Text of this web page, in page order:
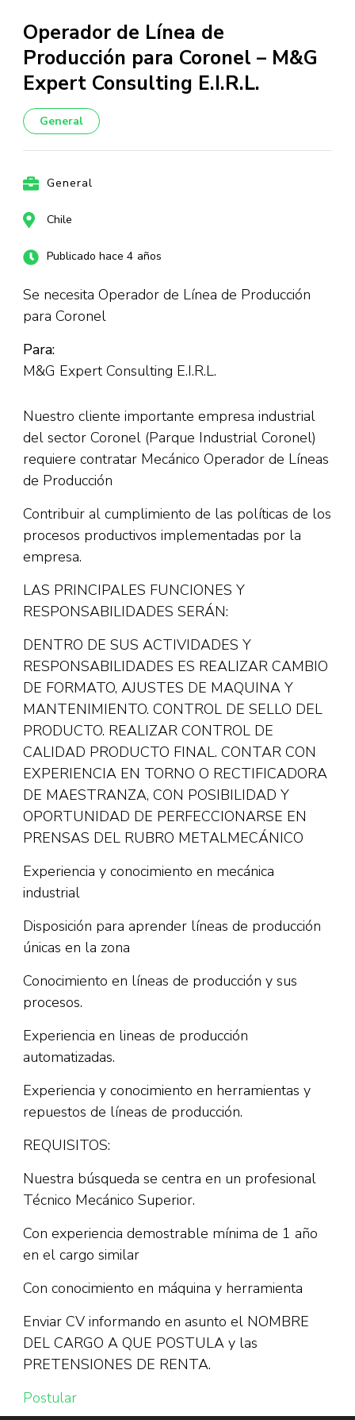
Operador de Línea de
Producción para Coronel – M&G
Expert Consulting E.I.R.L.
General
General
Chile
Publicado hace 4 años
Se necesita Operador de Línea de Producción
para Coronel
Para:
M&G Expert Consulting E.I.R.L.
Nuestro cliente importante empresa industrial
del sector Coronel (Parque Industrial Coronel)
requiere contratar Mecánico Operador de Líneas
de Producción
Contribuir al cumplimiento de las políticas de los
procesos productivos implementadas por la
empresa.
LAS PRINCIPALES FUNCIONES Y
RESPONSABILIDADES SERÁN:
DENTRO DE SUS ACTIVIDADES Y
RESPONSABILIDADES ES REALIZAR CAMBIO
DE FORMATO, AJUSTES DE MAQUINA Y
MANTENIMIENTO. CONTROL DE SELLO DEL
PRODUCTO. REALIZAR CONTROL DE
CALIDAD PRODUCTO FINAL. CONTAR CON
EXPERIENCIA EN TORNO O RECTIFICADORA
DE MAESTRANZA, CON POSIBILIDAD Y
OPORTUNIDAD DE PERFECCIONARSE EN
PRENSAS DEL RUBRO METALMECÁNICO
Experiencia y conocimiento en mecánica
industrial
Disposición para aprender líneas de producción
únicas en la zona
Conocimiento en líneas de producción y sus
procesos.
Experiencia en lineas de producción
automatizadas.
Experiencia y conocimiento en herramientas y
repuestos de líneas de producción.
REQUISITOS:
Nuestra búsqueda se centra en un profesional
Técnico Mecánico Superior.
Con experiencia demostrable mínima de 1 año
en el cargo similar
Con conocimiento en máquina y herramienta
Enviar CV informando en asunto el NOMBRE
DEL CARGO A QUE POSTULA y las
PRETENSIONES DE RENTA.
Postular